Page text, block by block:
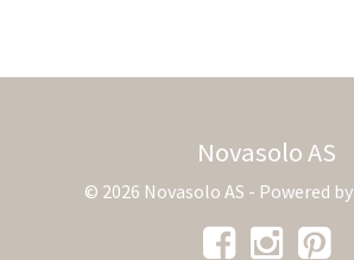
Novasolo AS
© 2026 Novasolo AS - Powered by